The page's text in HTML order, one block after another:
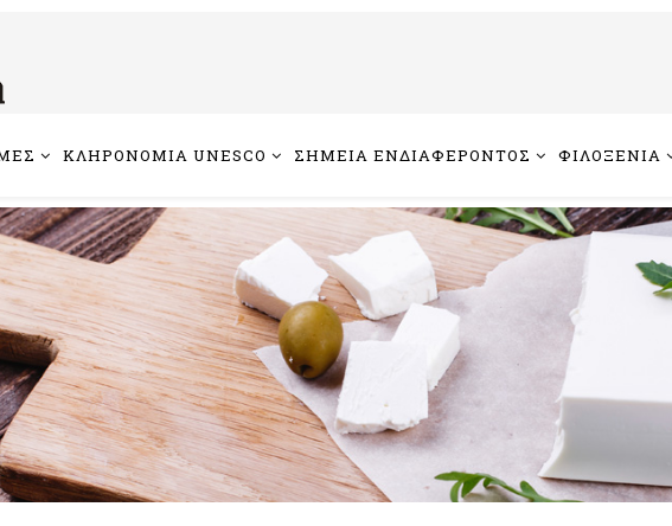
ΚΛΗΡΟΝΟΜΙΑ UNESCO ΣΗΜΕΙΑ ΕΝΔΙΑΦΕΡΟΝΤΟΣ ΦΙΛΟΞΕΝΙΑ